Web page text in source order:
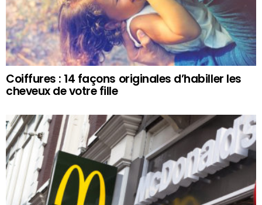
Coiffures : 14 façons originales d’habiller les
cheveux de votre fille